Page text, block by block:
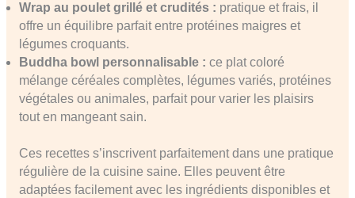
Wrap au poulet grillé et crudités : pratique et frais, il
offre un équilibre parfait entre protéines maigres et
légumes croquants.
Buddha bowl personnalisable : ce plat coloré
mélange céréales complètes, légumes variés, protéines
végétales ou animales, parfait pour varier les plaisirs
tout en mangeant sain.
Ces recettes s’inscrivent parfaitement dans une pratique
régulière de la cuisine saine. Elles peuvent être
adaptées facilement avec les ingrédients disponibles et